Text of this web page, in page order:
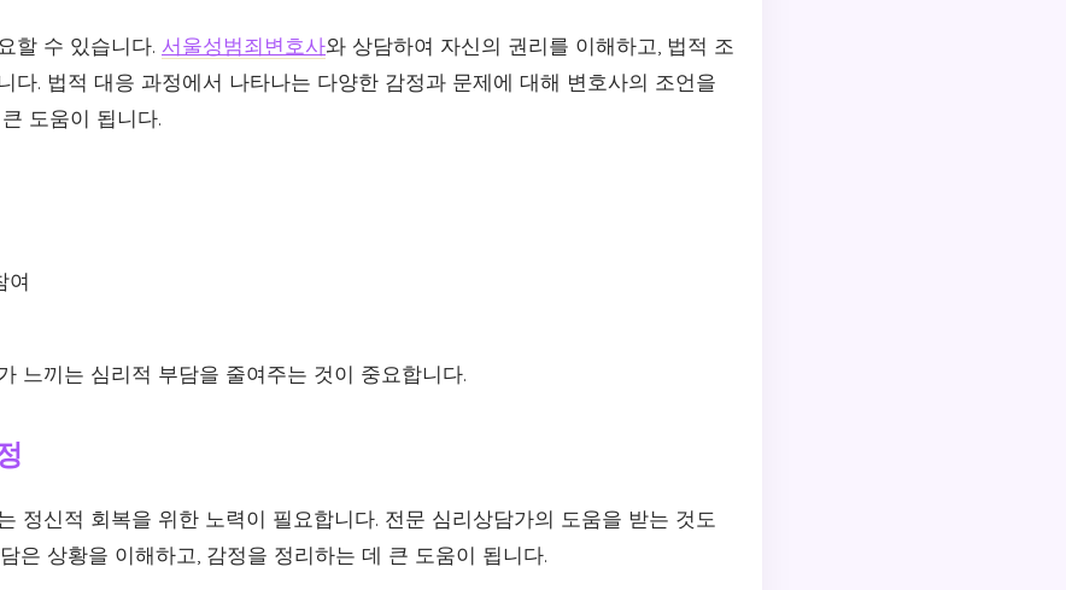
할 수 있습니다. 서울성범죄변호사와 상담하여 자신의 권리를 이해하고, 법적 조
다. 법적 대응 과정에서 나타나는 다양한 감정과 문제에 대해 변호사의 조언을
도움이 됩니다.
여
느끼는 심리적 부담을 줄여주는 것이 중요합니다.
정신적 회복을 위한 노력이 필요합니다. 전문 심리상담가의 도움을 받는 것도
은 상황을 이해하고, 감정을 정리하는 데 큰 도움이 됩니다.